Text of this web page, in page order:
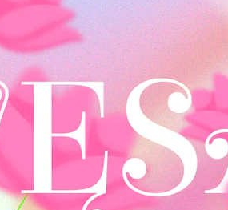
イティブ制作を導くためのプラ
。クリエイター、企業、代理
を含む100万人以上が利用して
Spaces
AI アシスタ
AI 画像生成
AI 動画生成
AI 音声合成
ストックコ
Claude/
向けMCP
エージェント